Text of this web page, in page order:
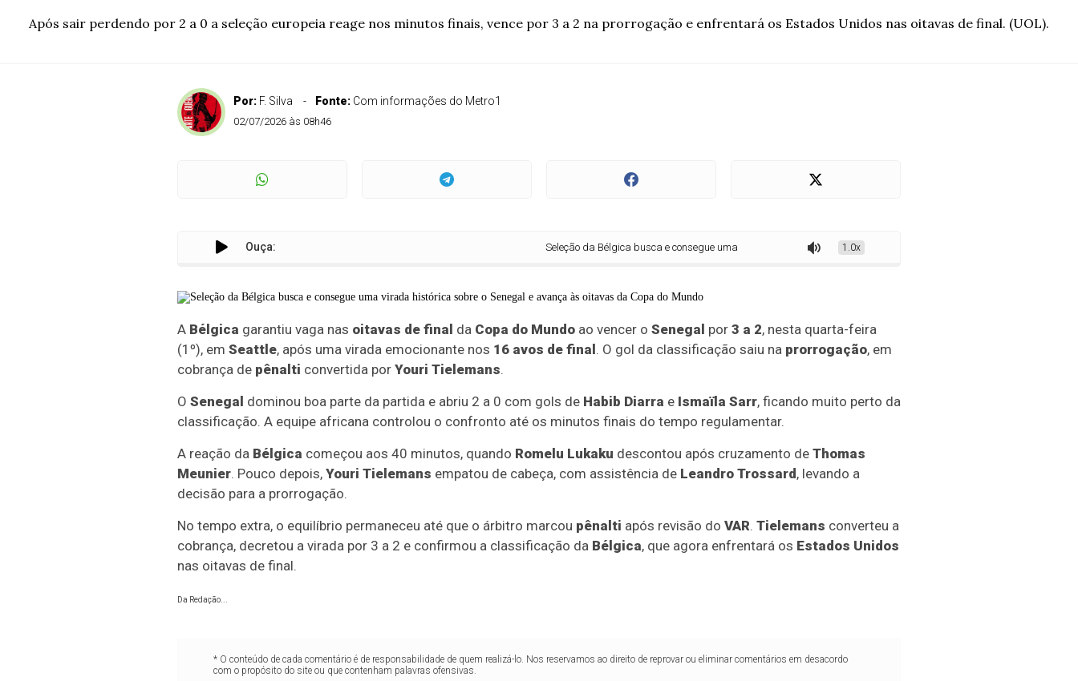
Após sair perdendo por 2 a 0 a seleção europeia reage nos minutos finais, vence por 3 a 2 na prorrogação e enfrentará os Estados Unidos nas oitavas de final. (UOL).
Por: F. Silva Fonte: Com informações do Metro1
02/07/2026 às 08h46
Ouça: Seleção da Bélgica busca e consegue uma virada histórica sobre o Senegal e avança às oitavas da Copa do Mundo
1.0x
A Bélgica garantiu vaga nas oitavas de final da Copa do Mundoao vencer o Senegal por 3 a 2, nesta quarta-feira
(1º), em Seattle, após uma virada emocionante nos 16 avos de final . O gol da classificação saiu na prorrogação, em
cobrança de pênalti convertida por Youri Tielemans.
O Senegal dominou boa parte da partida e abriu 2 a 0 com gols de Habib Diarra e Ismaïla Sarr, ficando muito perto da
classificação. A equipe africana controlou o confronto até os minutos finais do tempo regulamentar.
A reação da Bélgica começou aos 40 minutos, quando Romelu Lukaku descontou após cruzamento de Thomas
Meunier. Pouco depois, Youri Tielemans empatou de cabeça, com assistência de Leandro Trossard , levando a
decisão para a prorrogação.
No tempo extra, o equilíbrio permaneceu até que o árbitro marcou pênalti após revisão do VAR. Tielemans converteu a
cobrança, decretou a virada por 3 a 2 e confirmou a classificação da Bélgica, que agora enfrentará os Estados Unidos
nas oitavas de final.
Da Redação...
* O conteúdo de cada comentário é de responsabilidade de quem realizá-lo. Nos reservamos ao direito de reprovar ou eliminar comentários em desacordo
com o propósito do site ou que contenham palavras ofensivas.